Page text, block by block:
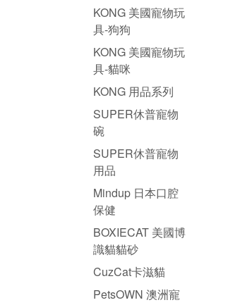
KONG 美國寵物玩
具-狗狗
KONG 美國寵物玩
具-貓咪
KONG 用品系列
SUPER休普寵物
碗
SUPER休普寵物
用品
Mindup 日本口腔
保健
BOXIECAT 美國博
識貓貓砂
CuzCat卡滋貓
PetsOWN 澳洲寵